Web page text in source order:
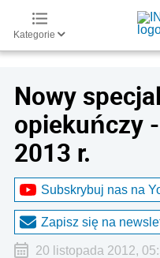
Kategorie
Nowy
opiekuńczy
2013 r.
Subskrybuj nas na
Zapisz się na
20 listopada 2012,